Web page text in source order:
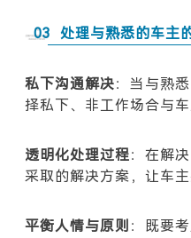
03 处理与熟悉的车主
私下沟通解决：当与熟
择私下、非工作场合与
透明化处理过程：在解
采取的解决方案，让车
平衡人情与原则 ：既要